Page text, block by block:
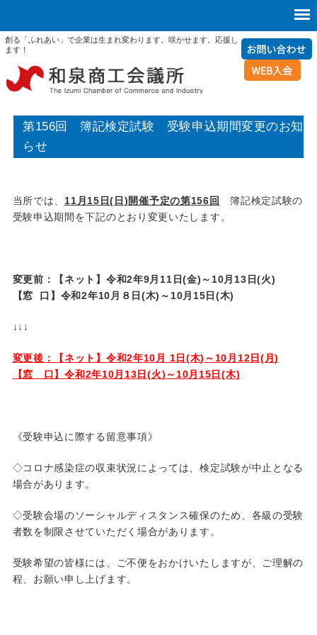
創る「ふれあい」で企業は生まれ変わります。咲かせます。応援し
ます！
第156回 簿記検定試験 受験申込期間変更のお知
らせ
当所では、 11 月 15 日( 日 )開催予定の第156回
簿記検定試験の
受験申込期間を下記のとおり変更いたします。
変更前：【ネット】令和2年9月 11 日(金) ～ 10月 13 日(火)
【窓 口】令和2年10月８日(木)～10月15日(木)
↓↓↓
変更後：【ネット】令和2年10 月 1日 (木) ～ 10 月 12日 ( 月)
【窓 口】令和2年10月 13日(火) ～ 10月 15日(木)
《受験申込に際する留意事項》
◇コロナ感染症の収束状況によっては、検定試験が中止となる
場合があります。
◇受験会場のソーシャルディスタンス確保のため、各級の受験
者数を制限させていただく場合があります。
受験希望の皆様には、ご不便をおかけいたしますが、ご理解の
程、お願い申し上げます。